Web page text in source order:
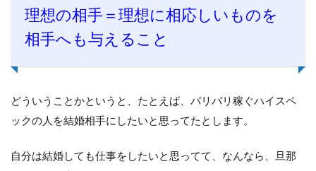
理想の相手＝理想に相応しいものを
相手へも与えること
どういうことかというと、たとえば、バリバリ稼ぐハイスペ
ックの人を結婚相手にしたいと思ってたとします。
自分は結婚しても仕事をしたいと思ってて、なんなら、旦那